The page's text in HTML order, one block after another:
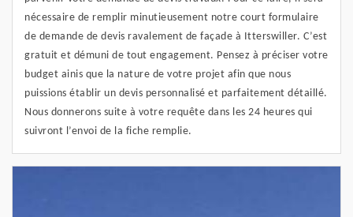
nécessaire de remplir minutieusement notre court formulaire
de demande de devis ravalement de façade à Itterswiller. C’est
gratuit et démuni de tout engagement. Pensez à préciser votre
budget ainis que la nature de votre projet afin que nous
puissions établir un devis personnalisé et parfaitement détaillé.
Nous donnerons suite à votre requête dans les 24 heures qui
suivront l’envoi de la fiche remplie.